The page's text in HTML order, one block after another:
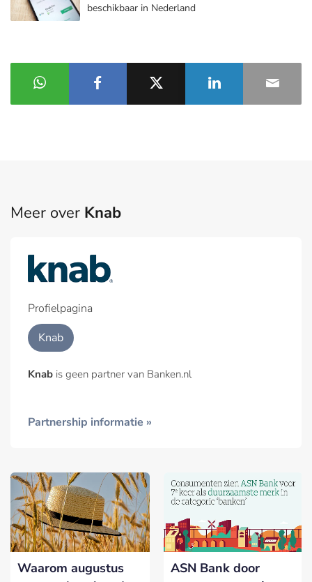
beschikbaar in Nederland
Meer over Knab
Profielpagina
Knab
Knab is geen partner van Banken.nl
Partnership informatie »
Waarom augustus
ASN Bank door